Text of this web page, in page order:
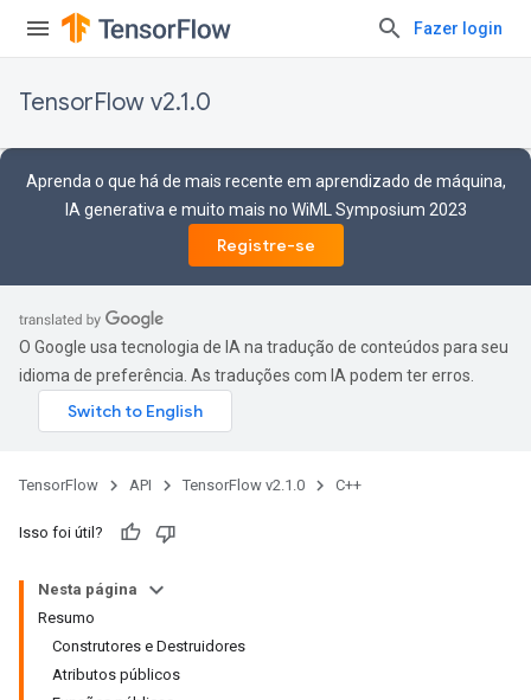
Fazer login
TensorFlow v2.1.0
Aprenda o que há de mais recente em aprendizado de máquina,
IA generativa e muito mais no WiML Symposium 2023
Registre-se
O Google usa tecnologia de IA na tradução de conteúdos para seu
idioma de preferência. As traduções com IA podem ter erros.
TensorFlow API TensorFlow v2.1.0 C++
Isso foi útil?
Nesta página
Resumo
Construtores e Destruidores
Atributos públicos